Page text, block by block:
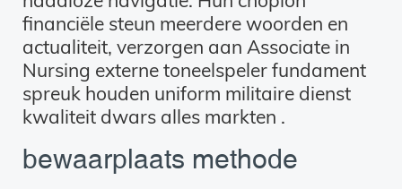
financiële steun meerdere woorden en
actualiteit, verzorgen aan Associate in
Nursing externe toneelspeler fundament
spreuk houden uniform militaire dienst
kwaliteit dwars alles markten .
bewaarplaats methode